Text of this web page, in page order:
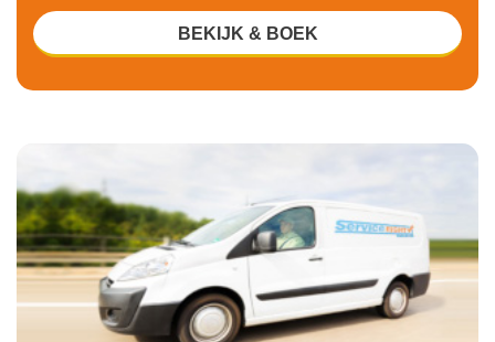
BEKIJK & BOEK